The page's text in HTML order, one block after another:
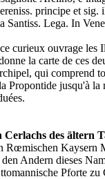
principe et
Santiss. Lega. In
curieux ouvrage les
la carte de ces
qui comprend
Propontide jusqu'à la
Cerlachs des ältern
Rœmischen Kaysern
Andern dieses
Pforte zu